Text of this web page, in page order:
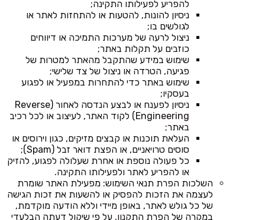
להפריע לפעילותו התקינה;
ניסיון להונות, להטעות או להתחזות לאתר או
לגולשים בו;
ניצול לרעה של מערכות התמיכה או דיווחים
כוזבים על תקלות באתר;
שימוש במידע שהתקבל מהאתר למטרות של
פגיעה, הטרדה או ניצול של צד שלישי;
שימוש באתר כדי להתחרות במפעיל או לפגוע
בעסקיו;
ניסיון לפענח או לבצע הנדסה לאחור (Reverse
Engineering) לקוד האתר, לעיצוב או לכל רכיב
באתר;
העלאת תוכנות או קבצים מזיקים, כגון וירוסים או
סוסים טרויאניים, או הפצת דואר זבל (Spam);
כל פעולה נוספת או אחרת שעלולה לפגוע, להזיק
או להפריע לאתר ולפעילותו התקינה.
השלכות הפרת תנאי השימוש: מפעילת האתר שומרת
לעצמה את הזכות להפסיק או להשעות את זכות הגישה
של כל גולש לאתר, באופן מיידי וללא הודעה מוקדמת,
במקרה של הפרת התקנון, על פי שיקול דעתה הבלעדי